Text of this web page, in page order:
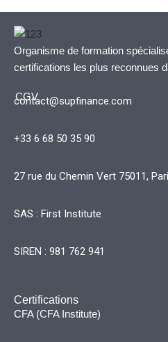
Organisme de formation
certifications les plus reconnues
CGV
contact@supfinance.com
+33 6 68 50 35 90
27 rue du Chemin Vert 75011,
SAS : First Institute
SIREN : 981 762 941
Certifications
CFA (CFA Institute)